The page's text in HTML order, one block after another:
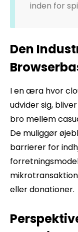
inden for
Den
I en æra hvor
udvider sig,
bro mellem
De muliggør
barrierer for
eller donationer.